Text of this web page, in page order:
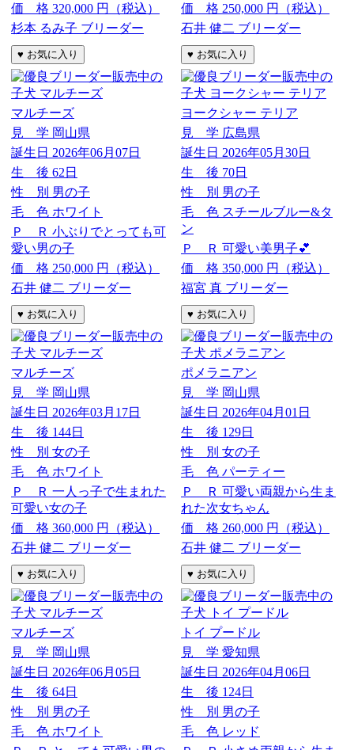
価 格 320,000 円（税込）
杉本 るみ子 ブリーダー
価 格 250,000 円（税込）
石井 健二 ブリーダー
マルチーズ
見 学 岡山県
誕生日 2026年06月07日
生 後 62日
性 別 男の子
毛 色 ホワイト
Ｐ Ｒ 小ぶりでとっても可
愛い男の子
価 格 250,000 円（税込）
石井 健二 ブリーダー
ヨークシャー テリア
見 学 広島県
誕生日 2026年05月30日
生 後 70日
性 別 男の子
毛 色 スチールブルー&タ
ン
Ｐ Ｒ 可愛い美男子💕
価 格 350,000 円（税込）
福宮 真 ブリーダー
マルチーズ
見 学 岡山県
誕生日 2026年03月17日
生 後 144日
性 別 女の子
毛 色 ホワイト
Ｐ Ｒ 一人っ子で生まれた
可愛い女の子
価 格 360,000 円（税込）
石井 健二 ブリーダー
ポメラニアン
見 学 岡山県
誕生日 2026年04月01日
生 後 129日
性 別 女の子
毛 色 パーティー
Ｐ Ｒ 可愛い両親から生ま
れた次女ちゃん
価 格 260,000 円（税込）
石井 健二 ブリーダー
マルチーズ
見 学 岡山県
誕生日 2026年06月05日
生 後 64日
性 別 男の子
毛 色 ホワイト
トイ プードル
見 学 愛知県
誕生日 2026年04月06日
生 後 124日
性 別 男の子
毛 色 レッド